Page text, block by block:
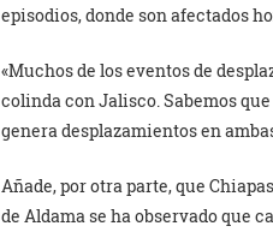
episodios, donde son afectados
«Muchos de los eventos de
colinda con Jalisco. Sabemos
genera desplazamientos en
Añade, por otra parte, que
de Aldama se ha observado que